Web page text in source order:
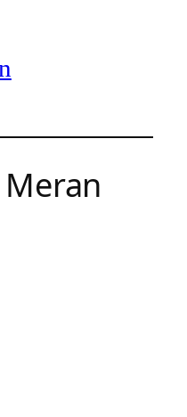
Meran